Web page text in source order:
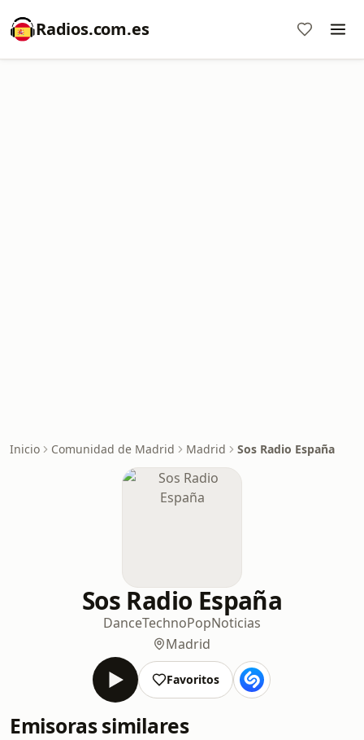
Radios.com.es
Inicio Comunidad de Madrid Madrid Sos Radio España
Sos Radio España
DanceTechnoPopNoticias
Madrid
Favoritos
Emisoras similares